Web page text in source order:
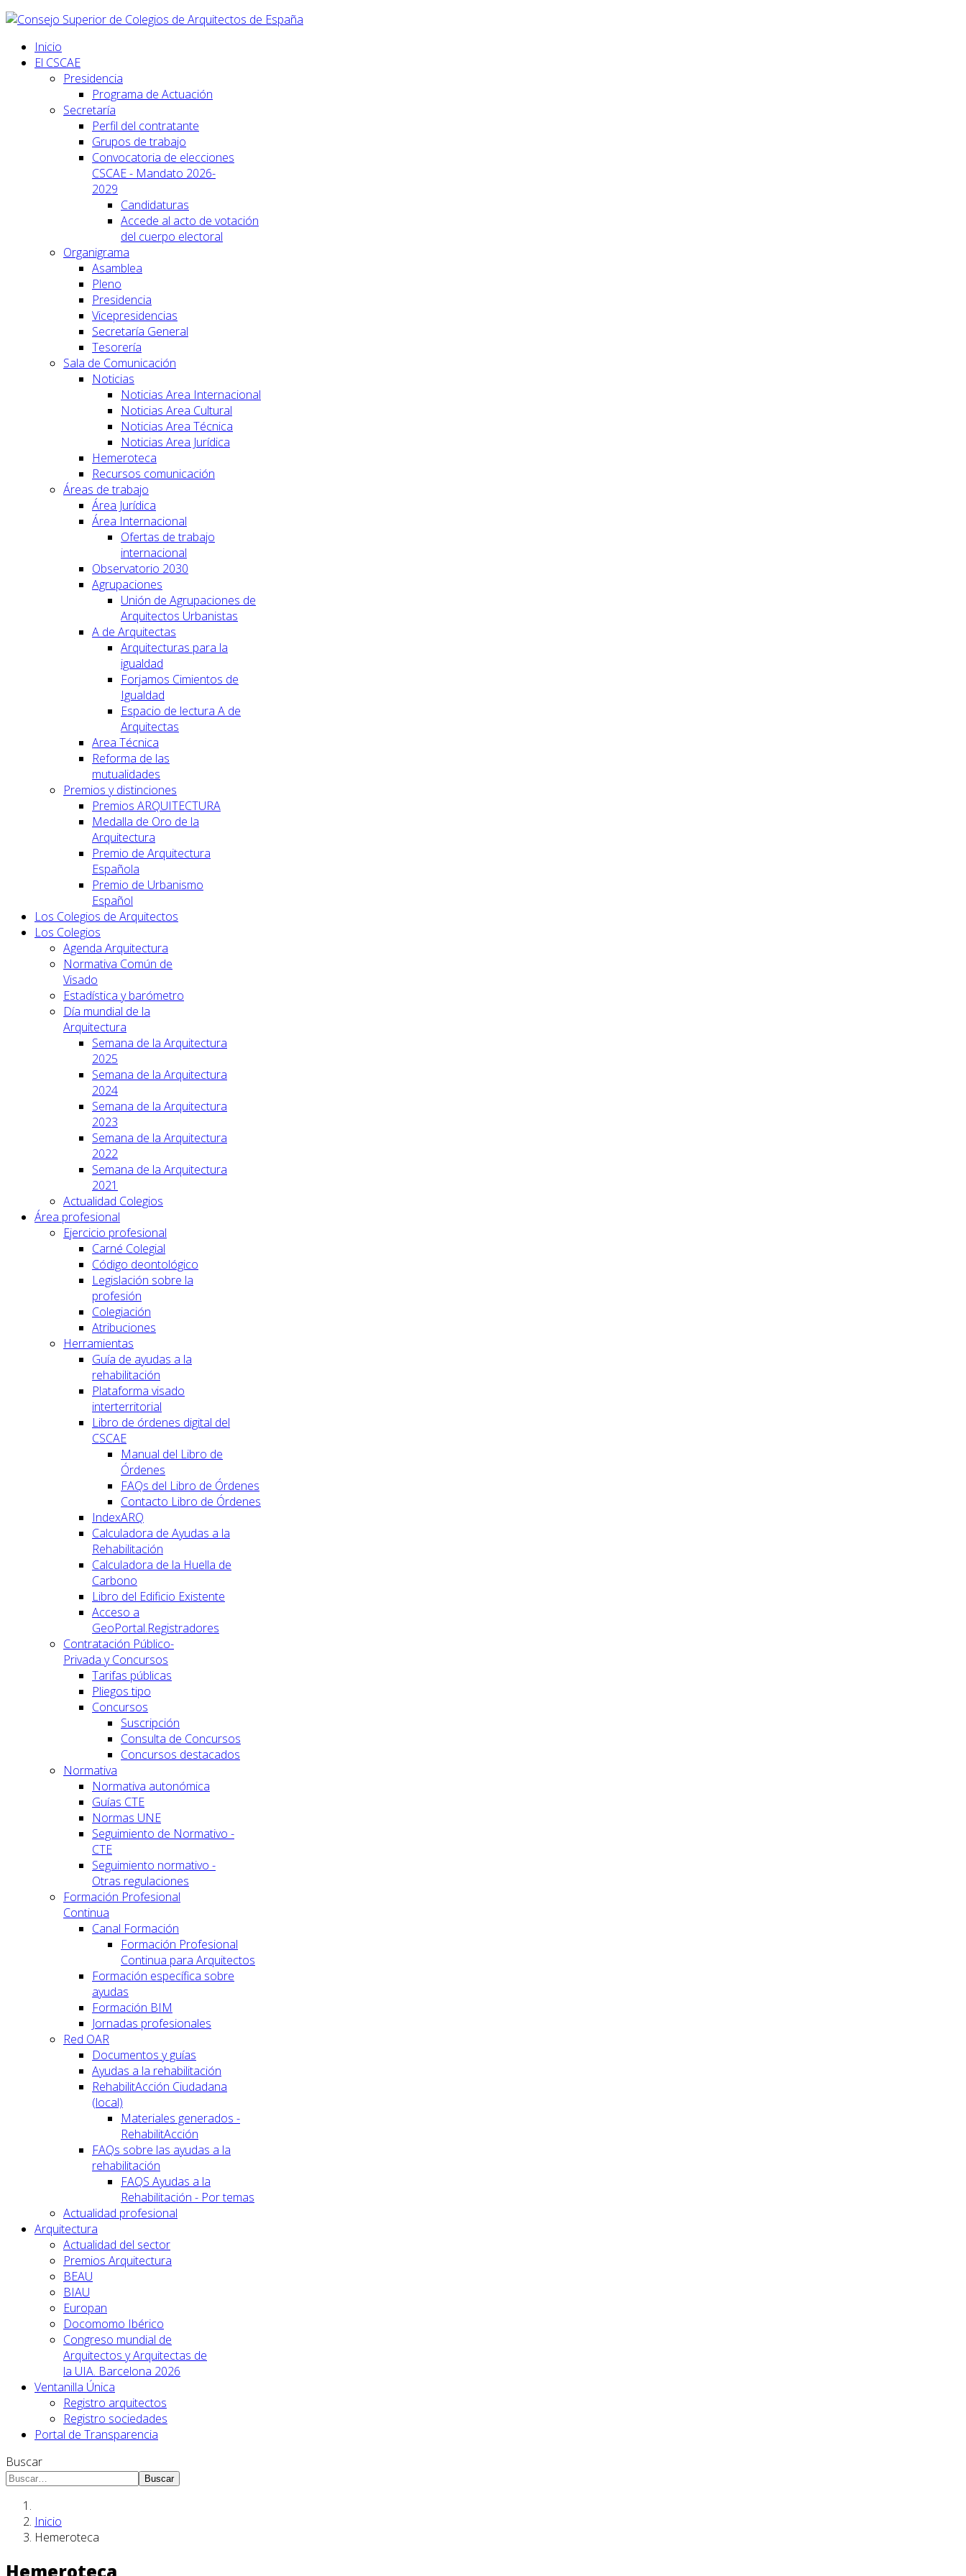
Inicio
El CSCAE
Presidencia
Programa de Actuación
Secretaría
Perfil del contratante
Grupos de trabajo
Convocatoria de elecciones
CSCAE - Mandato 2026-
2029
Candidaturas
Accede al acto de votación
del cuerpo electoral
Organigrama
Asamblea
Pleno
Presidencia
Vicepresidencias
Secretaría General
Tesorería
Sala de Comunicación
Noticias
Noticias Area Internacional
Noticias Area Cultural
Noticias Area Técnica
Noticias Area Jurídica
Hemeroteca
Recursos comunicación
Áreas de trabajo
Área Jurídica
Área Internacional
Ofertas de trabajo
internacional
Observatorio 2030
Agrupaciones
Unión de Agrupaciones de
Arquitectos Urbanistas
A de Arquitectas
Arquitecturas para la
igualdad
Forjamos Cimientos de
Igualdad
Espacio de lectura A de
Arquitectas
Area Técnica
Reforma de las
mutualidades
Premios y distinciones
Premios ARQUITECTURA
Medalla de Oro de la
Arquitectura
Premio de Arquitectura
Española
Premio de Urbanismo
Español
Los Colegios de Arquitectos
Los Colegios
Agenda Arquitectura
Normativa Común de
Visado
Estadística y barómetro
Día mundial de la
Arquitectura
Semana de la Arquitectura
2025
Semana de la Arquitectura
2024
Semana de la Arquitectura
2023
Semana de la Arquitectura
2022
Semana de la Arquitectura
2021
Actualidad Colegios
Área profesional
Ejercicio profesional
Carné Colegial
Código deontológico
Legislación sobre la
profesión
Colegiación
Atribuciones
Herramientas
Guía de ayudas a la
rehabilitación
Plataforma visado
interterritorial
Libro de órdenes digital del
CSCAE
Manual del Libro de
Órdenes
FAQs del Libro de Órdenes
Contacto Libro de Órdenes
IndexARQ
Calculadora de Ayudas a la
Rehabilitación
Calculadora de la Huella de
Carbono
Libro del Edificio Existente
Acceso a
GeoPortal.Registradores
Contratación Público-
Privada y Concursos
Tarifas públicas
Pliegos tipo
Concursos
Suscripción
Consulta de Concursos
Concursos destacados
Normativa
Normativa autonómica
Guías CTE
Normas UNE
Seguimiento de Normativo -
CTE
Seguimiento normativo -
Otras regulaciones
Formación Profesional
Continua
Canal Formación
Formación Profesional
Continua para Arquitectos
Formación específica sobre
ayudas
Formación BIM
Jornadas profesionales
Red OAR
Documentos y guías
Ayudas a la rehabilitación
RehabilitAcción Ciudadana
(local)
Materiales generados -
RehabilitAcción
FAQs sobre las ayudas a la
rehabilitación
FAQS Ayudas a la
Rehabilitación - Por temas
Actualidad profesional
Arquitectura
Actualidad del sector
Premios Arquitectura
BEAU
BIAU
Europan
Docomomo Ibérico
Congreso mundial de
Arquitectos y Arquitectas de
la UIA. Barcelona 2026
Ventanilla Única
Registro arquitectos
Registro sociedades
Portal de Transparencia
Buscar
Buscar
Inicio
Hemeroteca